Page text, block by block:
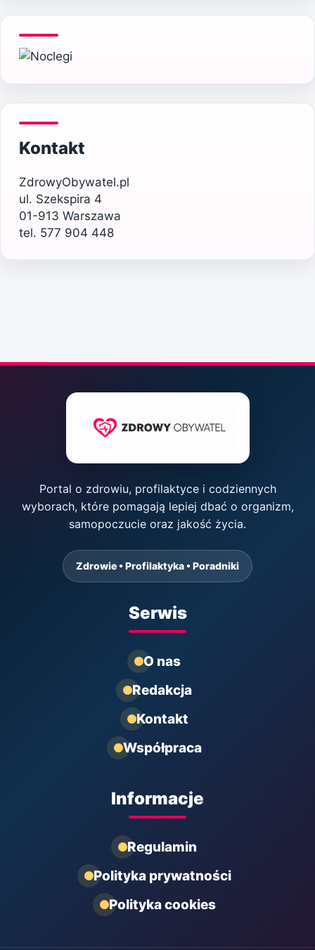
Kontakt
ZdrowyObywatel.pl
ul. Szekspira 4
01-913 Warszawa
tel. 577 904 448
Portal o zdrowiu, profilaktyce i codziennych
wyborach, które pomagają lepiej dbać o organizm,
samopoczucie oraz jakość życia.
Zdrowie • Profilaktyka • Poradniki
Serwis
O nas
Redakcja
Kontakt
Współpraca
Informacje
Regulamin
Polityka prywatności
Polityka cookies